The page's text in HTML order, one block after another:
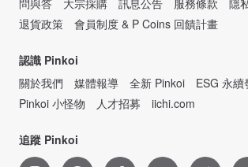
問與答
大宗採購 訊息公告 服務條款
隱
退貨政策
會員制度 & P Coins 回饋計畫
認識 Pinkoi
關於我們
媒體報導 全新 Pinkoi
ESG 永續
Pinkoi 小怪物
人才招募 iichi.com
追蹤 Pinkoi